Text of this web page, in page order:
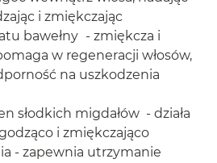
i zmiękczając
bawełny - zmiękcza i
w regeneracji włosów,
na uszkodzenia
słodkich migdałów - działa
i zmiękczająco
- zapewnia utrzymanie